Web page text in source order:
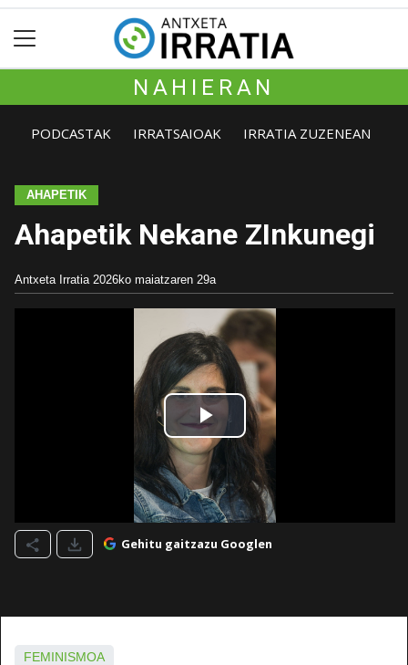
NAHIERAN
PODCASTAK IRRATSAIOAK IRRATIA ZUZENEAN
AHAPETIK
Ahapetik Nekane ZInkunegi
Antxeta Irratia 2026ko maiatzaren 29a
Gehitu gaitzazu Googlen
FEMINISMOA